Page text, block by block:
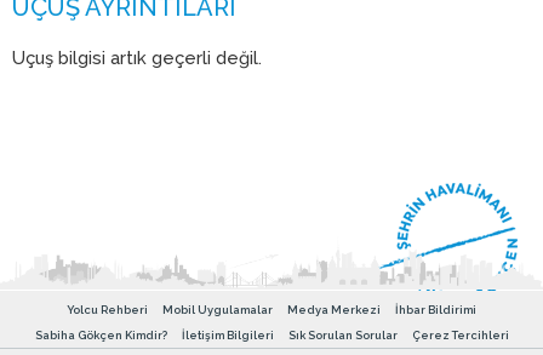
Uçuş bilgisi artık geçerli değil.
Yolcu Rehberi Mobil Uygulamalar Medya Merkezi
İhbar Bildirimi
Sabiha Gökçen Kimdir?
İletişim Bilgileri Sık Sorulan Sorular Çerez Tercihleri